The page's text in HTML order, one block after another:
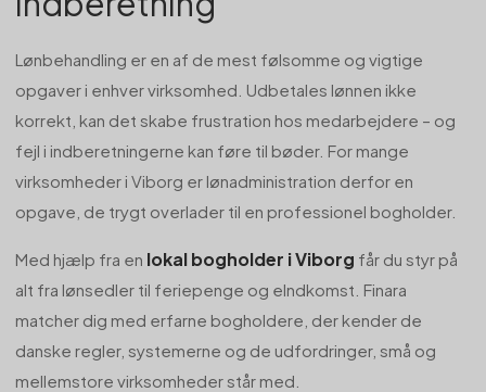
Lønbehandling er en af de mest følsomme og vigtige
opgaver i enhver virksomhed. Udbetales lønnen ikke
korrekt, kan det skabe frustration hos medarbejdere – og
fejl i indberetningerne kan føre til bøder. For mange
virksomheder i Viborg er lønadministration derfor en
opgave, de trygt overlader til en professionel bogholder.
Med hjælp fra en lokal bogholder i Viborg får du styr på
alt fra lønsedler til feriepenge og eIndkomst. Finara
matcher dig med erfarne bogholdere, der kender de
danske regler, systemerne og de udfordringer, små og
mellemstore virksomheder står med.